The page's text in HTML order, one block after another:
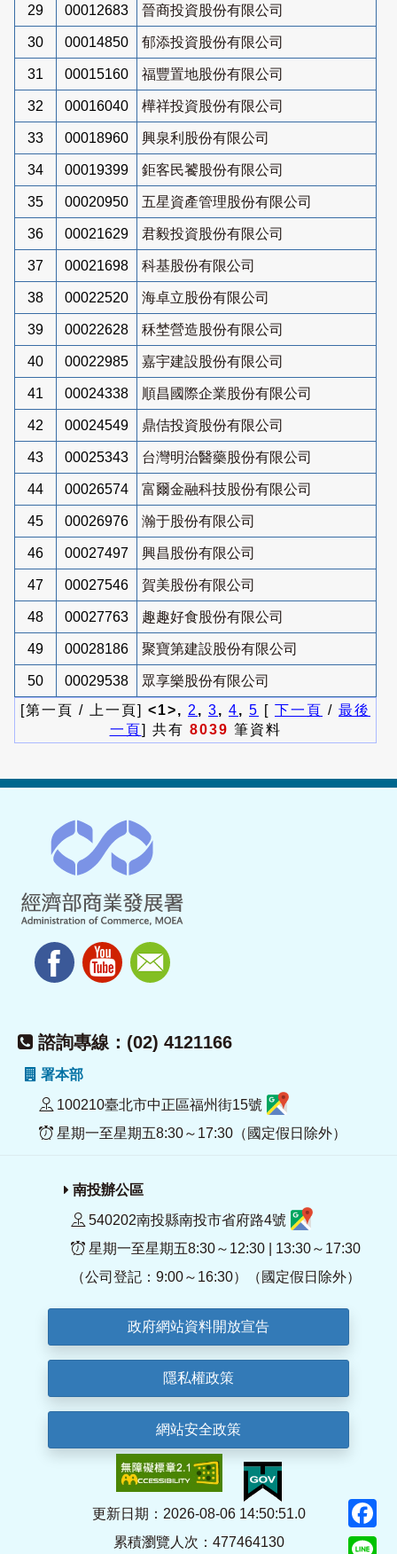
29 00012683 晉商投資股份有限公司
30 00014850 郁添投資股份有限公司
31 00015160 福豐置地股份有限公司
32 00016040 樺祥投資股份有限公司
33 00018960 興泉利股份有限公司
34 00019399 鉅客民饕股份有限公司
35 00020950 五星資產管理股份有限公司
36 00021629 君毅投資股份有限公司
37 00021698 科基股份有限公司
38 00022520 海卓立股份有限公司
39 00022628 秝埜營造股份有限公司
40 00022985 嘉宇建設股份有限公司
41 00024338 順昌國際企業股份有限公司
42 00024549 鼎佶投資股份有限公司
43 00025343 台灣明治醫藥股份有限公司
44 00026574 富爾金融科技股份有限公司
45 00026976 瀚于股份有限公司
46 00027497 興昌股份有限公司
47 00027546 賀美股份有限公司
48 00027763 趣趣好食股份有限公司
49 00028186 聚寶第建設股份有限公司
50 00029538
眾享樂股份有限公司
[第一頁 / 上一頁] <1>, 2 , 3, 4, 5 [ 下一頁 / 最後
一頁] 共有 8039 筆資料
諮詢專線：(02) 4121166
署本部
100210臺北市中正區福州街15號
星期一至星期五8:30～17:30（國定假日除外）
南投辦公區
540202南投縣南投市省府路4號
星期一至星期五8:30～12:30 | 13:30～17:30
（公司登記：9:00～16:30）（國定假日除外）
政府網站資料開放宣告
隱私權政策
網站安全政策
更新日期：2026-08-06 14:50:51.0
累積瀏覽人次：477464130